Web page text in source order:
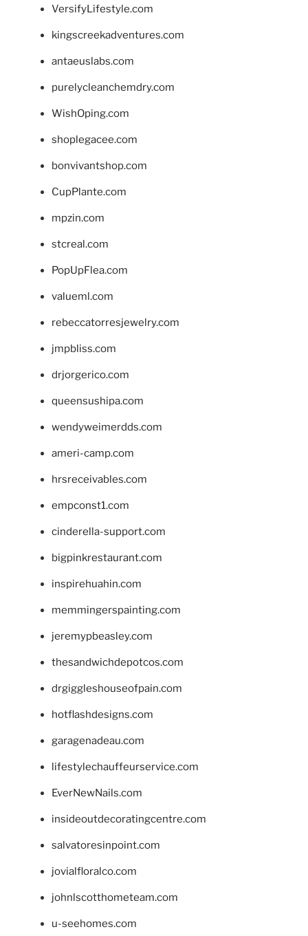
VersifyLifestyle.com
kingscreekadventures.com
antaeuslabs.com
purelycleanchemdry.com
WishOping.com
shoplegacee.com
bonvivantshop.com
CupPlante.com
mpzin.com
stcreal.com
PopUpFlea.com
valueml.com
rebeccatorresjewelry.com
jmpbliss.com
drjorgerico.com
queensushipa.com
wendyweimerdds.com
ameri-camp.com
hrsreceivables.com
empconst1.com
cinderella-support.com
bigpinkrestaurant.com
inspirehuahin.com
memmingerspainting.com
jeremypbeasley.com
thesandwichdepotcos.com
drgiggleshouseofpain.com
hotflashdesigns.com
garagenadeau.com
lifestylechauffeurservice.com
EverNewNails.com
insideoutdecoratingcentre.com
salvatoresinpoint.com
jovialfloralco.com
johnlscotthometeam.com
u-seehomes.com